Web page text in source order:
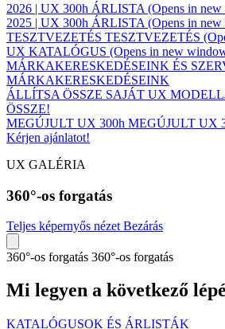
2026 | UX 300h ÁRLISTA (Opens in
2025 | UX 300h ÁRLISTA (Opens in
TESZTVEZETÉS TESZTVEZETÉS
UX KATALÓGUS (Opens in new
MÁRKAKERESKEDÉSEINK ÉS
MÁRKAKERESKEDÉSEINK
ÁLLÍTSA ÖSSZE SAJÁT UX
ÖSSZE!
MEGÚJULT UX 300h MEGÚJULT UX
Kérjen ajánlatot!
UX GALÉRIA
360°-os forgatás
Teljes képernyős nézet Bezárás
360°-os forgatás 360°-os forgatás
Mi legyen a következő
KATALÓGUSOK ÉS ÁRLISTÁK